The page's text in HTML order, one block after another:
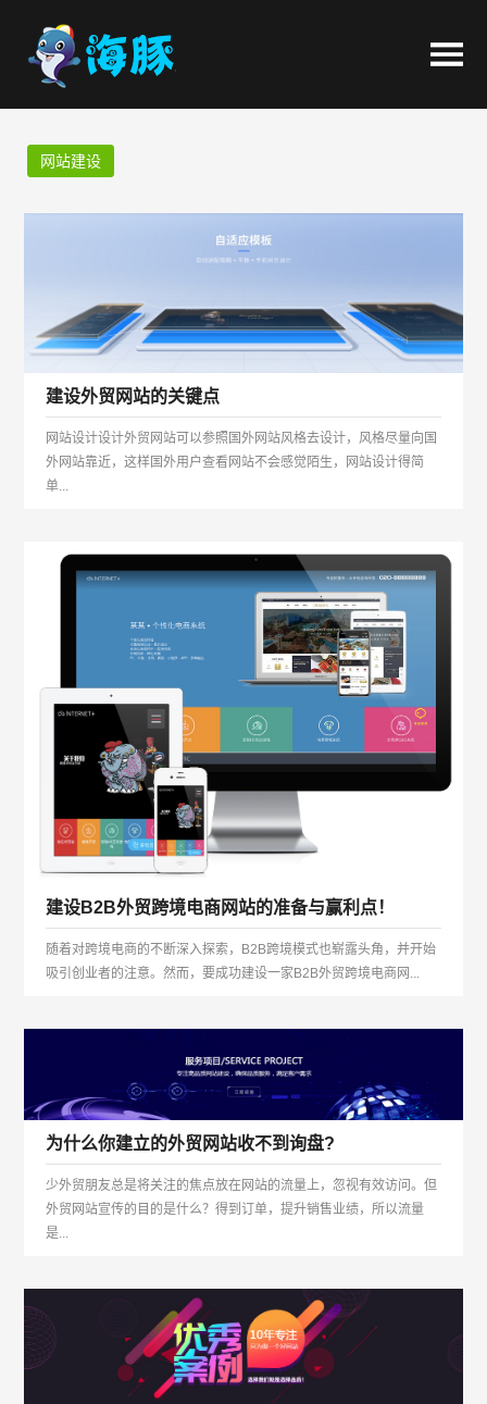
网站建设
建设外贸网站的关键点
网站设计设计外贸网站可以参照国外网站风格去设计，风格尽量向国
外网站靠近，这样国外用户查看网站不会感觉陌生，网站设计得简
单...
建设B2B外贸跨境电商网站的准备与赢利点！
随着对跨境电商的不断深入探索，B2B跨境模式也崭露头角，并开始
吸引创业者的注意。然而，要成功建设一家B2B外贸跨境电商网...
为什么你建立的外贸网站收不到询盘?
少外贸朋友总是将关注的焦点放在网站的流量上，忽视有效访问。但
外贸网站宣传的目的是什么？得到订单，提升销售业绩，所以流量
是...